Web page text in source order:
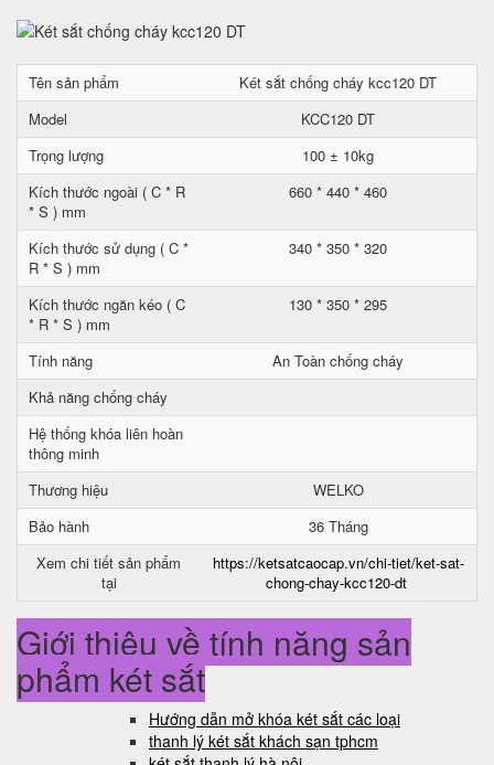
Tên sản phẩm
Két sắt chống cháy kcc120 DT
Model
KCC120 DT
Trọng lượng
100 ± 10kg
Kích thước ngoài ( C * R
* S ) mm
660 * 440 * 460
Kích thước sử dụng ( C *
R * S ) mm
340 * 350 * 320
Kích thước ngăn kéo ( C
* R * S ) mm
130 * 350 * 295
Tính năng
An Toàn chống cháy
Khả năng chống cháy
Hệ thống khóa liên hoàn
thông minh
Thương hiệu
WELKO
Bảo hành
36 Tháng
Xem chi tiết sản phẩm
tại
https://ketsatcaocap.vn/chi-tiet/ket-sat-
chong-chay-kcc120-dt
Giới thiệu về tính năng sản
phẩm két sắt
Hướng dẫn mở khóa két sắt các loại
thanh lý két sắt khách sạn tphcm